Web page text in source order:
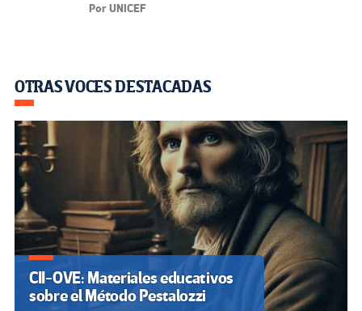
Por UNICEF
OTRAS VOCES DESTACADAS
CII-OVE: Materiales educativos
sobre el Método Pestalozzi